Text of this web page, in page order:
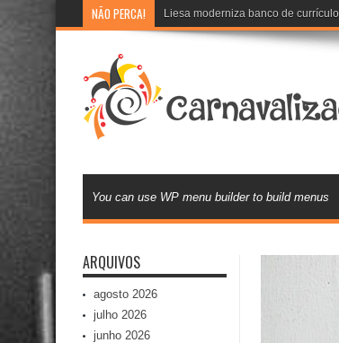
NÃO PERCA! Liesa moderniza banco de
You can use WP menu builder to build menus
ARQUIVOS
agosto 2026
julho 2026
junho 2026